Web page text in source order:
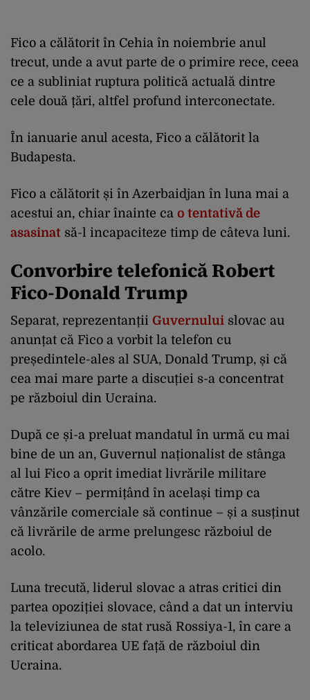
Fico a călătorit în Cehia în noiembrie anul
trecut, unde a avut parte de o primire rece, ceea
ce a subliniat ruptura politică actuală dintre
cele două țări, altfel profund interconectate.
În ianuarie anul acesta, Fico a călătorit la
Budapesta.
Fico a călătorit și în Azerbaidjan în luna mai a
acestui an, chiar înainte ca o tentativă de
asasinat să-l incapaciteze timp de câteva luni.
Convorbire telefonică Robert
Fico-Donald Trump
Separat, reprezentanții Guvernului slovac au
anunțat că Fico a vorbit la telefon cu
președintele-ales al SUA, Donald Trump, și că
cea mai mare parte a discuției s-a concentrat
pe războiul din Ucraina.
După ce și-a preluat mandatul în urmă cu mai
bine de un an, Guvernul naționalist de stânga
al lui Fico a oprit imediat livrările militare
către Kiev – permițând în același timp ca
vânzările comerciale să continue – și a susținut
că livrările de arme prelungesc războiul de
acolo.
Luna trecută, liderul slovac a atras critici din
partea opoziției slovace, când a dat un interviu
la televiziunea de stat rusă Rossiya-1, în care a
criticat abordarea UE față de războiul din
Ucraina.